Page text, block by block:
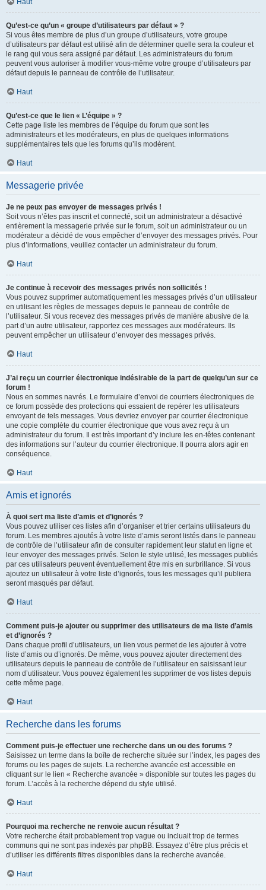
Haut
Qu’est-ce qu’un « groupe d’utilisateurs par défaut » ?
Si vous êtes membre de plus d’un groupe d’utilisateurs, votre groupe
d’utilisateurs par défaut est utilisé afin de déterminer quelle sera la couleur et
le rang qui vous sera assigné par défaut. Les administrateurs du forum
peuvent vous autoriser à modifier vous-même votre groupe d’utilisateurs par
défaut depuis le panneau de contrôle de l’utilisateur.
Haut
Qu’est-ce que le lien « L’équipe » ?
Cette page liste les membres de l’équipe du forum que sont les
administrateurs et les modérateurs, en plus de quelques informations
supplémentaires tels que les forums qu’ils modèrent.
Haut
Messagerie privée
Je ne peux pas envoyer de messages privés !
Soit vous n’êtes pas inscrit et connecté, soit un administrateur a désactivé
entièrement la messagerie privée sur le forum, soit un administrateur ou un
modérateur a décidé de vous empêcher d’envoyer des messages privés. Pour
plus d’informations, veuillez contacter un administrateur du forum.
Haut
Je continue à recevoir des messages privés non sollicités !
Vous pouvez supprimer automatiquement les messages privés d’un utilisateur
en utilisant les règles de messages depuis le panneau de contrôle de
l’utilisateur. Si vous recevez des messages privés de manière abusive de la
part d’un autre utilisateur, rapportez ces messages aux modérateurs. Ils
peuvent empêcher un utilisateur d’envoyer des messages privés.
Haut
J’ai reçu un courrier électronique indésirable de la part de quelqu’un sur ce
forum !
Nous en sommes navrés. Le formulaire d’envoi de courriers électroniques de
ce forum possède des protections qui essaient de repérer les utilisateurs
envoyant de tels messages. Vous devriez envoyer par courrier électronique
une copie complète du courrier électronique que vous avez reçu à un
administrateur du forum. Il est très important d’y inclure les en-têtes contenant
des informations sur l’auteur du courrier électronique. Il pourra alors agir en
conséquence.
Haut
Amis et ignorés
À quoi sert ma liste d’amis et d’ignorés ?
Vous pouvez utiliser ces listes afin d’organiser et trier certains utilisateurs du
forum. Les membres ajoutés à votre liste d’amis seront listés dans le panneau
de contrôle de l’utilisateur afin de consulter rapidement leur statut en ligne et
leur envoyer des messages privés. Selon le style utilisé, les messages publiés
par ces utilisateurs peuvent éventuellement être mis en surbrillance. Si vous
ajoutez un utilisateur à votre liste d’ignorés, tous les messages qu’il publiera
seront masqués par défaut.
Haut
Comment puis-je ajouter ou supprimer des utilisateurs de ma liste d’amis
et d’ignorés ?
Dans chaque profil d’utilisateurs, un lien vous permet de les ajouter à votre
liste d’amis ou d’ignorés. De même, vous pouvez ajouter directement des
utilisateurs depuis le panneau de contrôle de l’utilisateur en saisissant leur
nom d’utilisateur. Vous pouvez également les supprimer de vos listes depuis
cette même page.
Haut
Recherche dans les forums
Comment puis-je effectuer une recherche dans un ou des forums ?
Saisissez un terme dans la boîte de recherche située sur l’index, les pages des
forums ou les pages de sujets. La recherche avancée est accessible en
cliquant sur le lien « Recherche avancée » disponible sur toutes les pages du
forum. L’accès à la recherche dépend du style utilisé.
Haut
Pourquoi ma recherche ne renvoie aucun résultat ?
Votre recherche était probablement trop vague ou incluait trop de termes
communs qui ne sont pas indexés par phpBB. Essayez d’être plus précis et
d’utiliser les différents filtres disponibles dans la recherche avancée.
Haut